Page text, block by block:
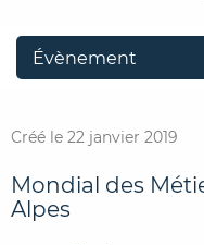
Métiers
À propos de French TEX
Créé le 22 janvier 2019
Mondial des
Alpes